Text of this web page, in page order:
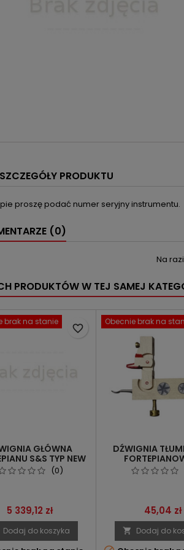
SZCZEGÓŁY PRODUKTU
proszę podać numer seryjny instrumentu.
(0)
Na
PRODUKTÓW W TEJ SAMEJ
brak na stanie
GŁÓWNA
S&S TYP NEW
YORK
(0)
Cena
5 339,12 zł
Dodaj do koszyka
favorite_border
Obecnie brak na
DŹWIGNIA
JĘZYCZKIEM
SOSTENUTO - 1
Cena
45,04 zł
 Dodaj do